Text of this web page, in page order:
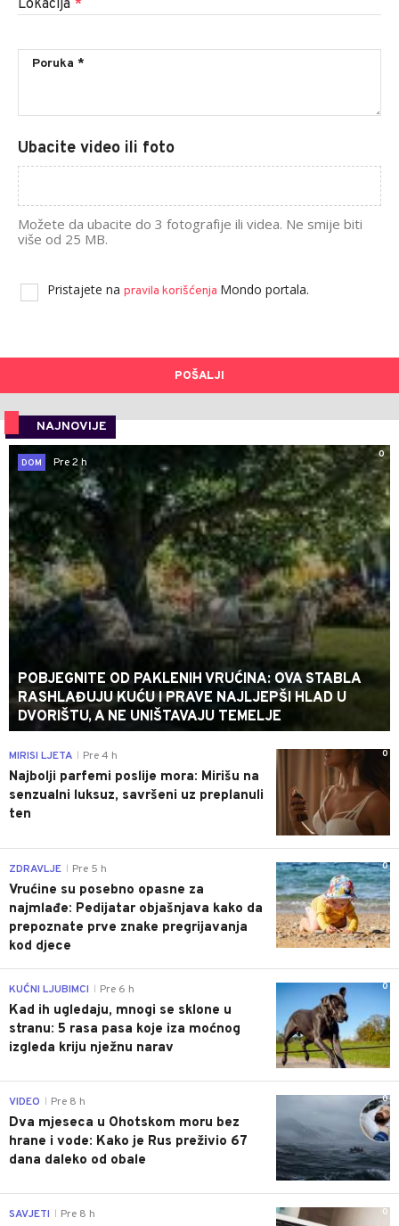
Lokacija *
Ubacite video ili foto
Možete da ubacite do 3 fotografije ili videa. Ne smije biti
više od 25 MB.
Pristajete na pravila korišćenja Mondo portala.
POŠALJI
NAJNOVIJE
0
DOM
Pre 2 h
POBJEGNITE OD PAKLENIH VRUĆINA: OVA STABLA
RASHLAĐUJU KUĆU I PRAVE NAJLJEPŠI HLAD U
DVORIŠTU, A NE UNIŠTAVAJU TEMELJE
0
MIRISI LJETA Pre 4 h
Najbolji parfemi poslije mora: Mirišu na
senzualni luksuz, savršeni uz preplanuli
ten
0
ZDRAVLJE Pre 5 h
Vrućine su posebno opasne za
najmlađe: Pedijatar objašnjava kako da
prepoznate prve znake pregrijavanja
kod djece
0
KUĆNI LJUBIMCI Pre 6 h
Kad ih ugledaju, mnogi se sklone u
stranu: 5 rasa pasa koje iza moćnog
izgleda kriju nježnu narav
0
VIDEO Pre 8 h
Dva mjeseca u Ohotskom moru bez
hrane i vode: Kako je Rus preživio 67
dana daleko od obale
0
SAVJETI Pre 8 h